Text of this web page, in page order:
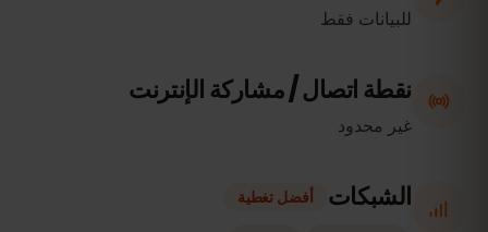
للبيانات فقط
نقطة اتصال / مشاركة الإنترنت
غير محدود
الشبكات أفضل تغطية